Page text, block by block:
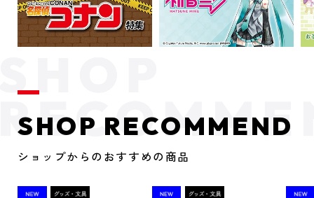
SHOP RECOMMEND
ショップからのおすすめの商品